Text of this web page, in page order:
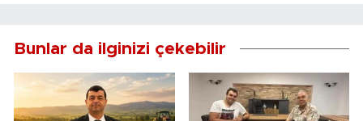
Bunlar da ilginizi çekebilir